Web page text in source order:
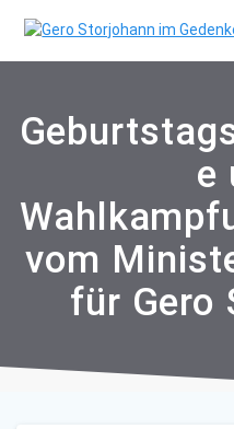
e
vom
für Gero